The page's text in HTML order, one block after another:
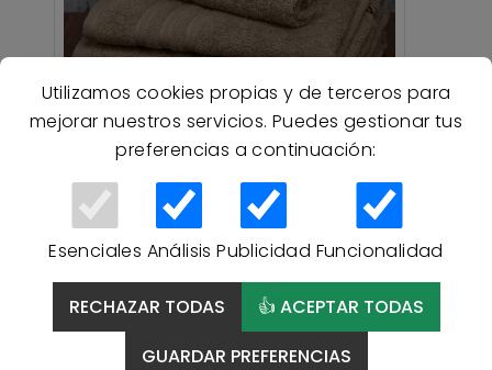
Utilizamos cookies propias y de terceros para
mejorar nuestros servicios. Puedes gestionar tus
preferencias a continuación:
Esenciales Análisis Publicidad Funcionalidad
RECHAZAR TODAS
👍 ACEPTAR TODAS
GUARDAR PREFERENCIAS
10 % Descuento
Toalla Rizo Americano Vidal
Home – 100% Algodón,
500gr/m², Súper Absorbente
y Suave, Uso Doméstico o
Profesional, 13 Colores,
Varias Medidas - ARENA